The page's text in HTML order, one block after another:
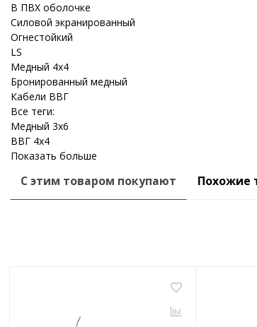
В ПВХ оболочке
Силовой экранированный
Огнестойкий
LS
Медный 4x4
Бронированный медный
Кабели ВВГ
Все теги:
Медный 3x6
ВВГ 4x4
Показать больше
С этим товаром покупают Похожие